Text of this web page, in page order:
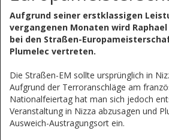
Aufgrund seiner erstklassigen
vergangenen Monaten wird Raphael
bei den Straßen-
Plumelec vertreten.
Die Straßen-EM sollte ursprünglich in
Aufgrund der Terroranschläge am
Nationalfeiertag hat man sich jedoch
Veranstaltung in Nizza abzusagen und
Ausweich-Austragungsort ein.